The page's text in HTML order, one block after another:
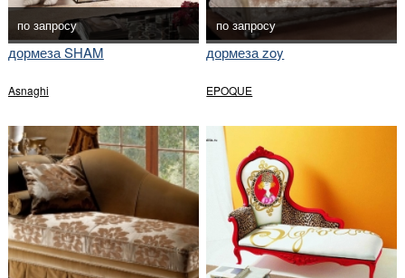
по запросу
дормеза SHAM
Asnaghi
по запросу
дормеза zoy
EPOQUE